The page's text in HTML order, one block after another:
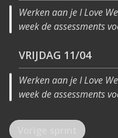
Werken aan je I Love
week de assessments
VRIJDAG 11/04
Werken aan je I Love
week de assessments